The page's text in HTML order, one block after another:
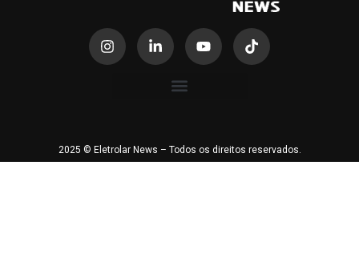
2025 © Eletrolar News – Todos os direitos reservados.